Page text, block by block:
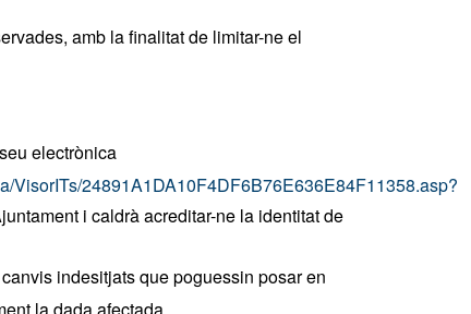
amb la finalitat de limitar-ne el
electrònica
VisorITs/24891A1DA10F4DF6B76E636E84F11358.asp?
i caldrà acreditar-ne la identitat de
indesitjats que poguessin posar en